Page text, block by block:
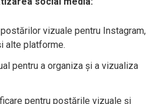
vizuale pentru Instagram,
alte platforme.
pentru a organiza și a vizualiza
pentru postările vizuale și